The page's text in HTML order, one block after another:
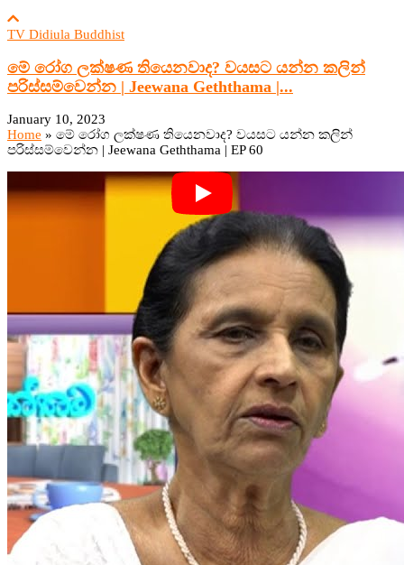
TV Didiula Buddhist
මේ රෝග ලක්ෂණ තියෙනවාද? වයසට යන්න කලින්
පරිස්සම්වෙන්න | Jeewana Geththama |...
January 10, 2023
Home » මේ රෝග ලක්ෂණ තියෙනවාද? වයසට යන්න කලින්
පරිස්සම්වෙන්න | Jeewana Geththama | EP 60